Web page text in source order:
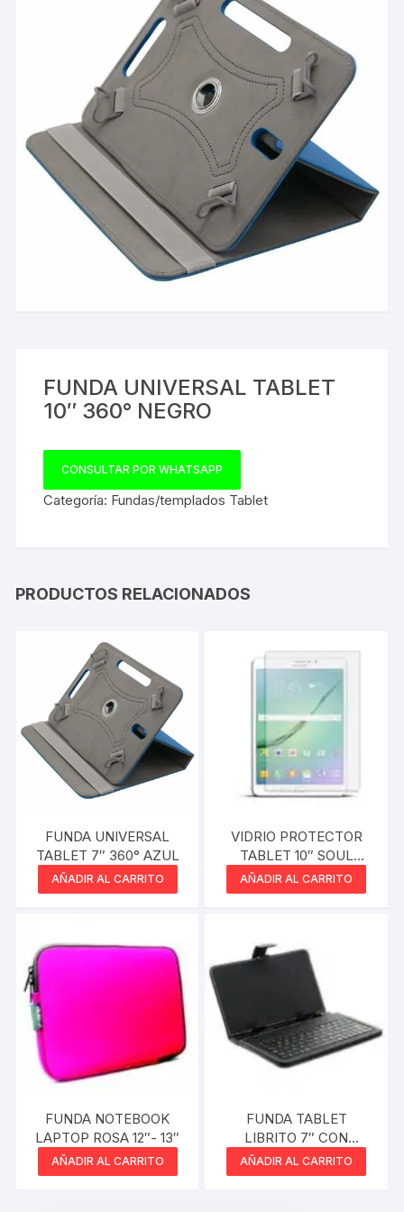
FUNDA UNIVERSAL TABLET
10″ 360° NEGRO
CONSULTAR POR WHATSAPP
Categoría: Fundas/templados Tablet
PRODUCTOS RELACIONADOS
FUNDA UNIVERSAL
TABLET 7″ 360° AZUL
AÑADIR AL CARRITO
VIDRIO PROTECTOR
TABLET 10″ SOUL
UNIVERSAL
AÑADIR AL CARRITO
FUNDA NOTEBOOK
LAPTOP ROSA 12″- 13″
AÑADIR AL CARRITO
FUNDA TABLET
LIBRITO 7″ CON
TECLADO
AÑADIR AL CARRITO